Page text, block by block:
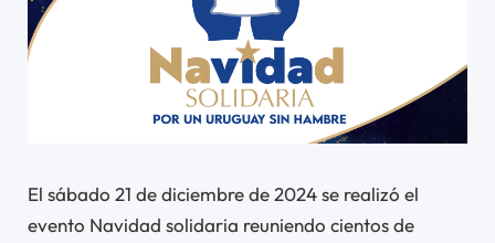
El sábado 21 de diciembre de 2024 se realizó el
evento Navidad solidaria reuniendo cientos de